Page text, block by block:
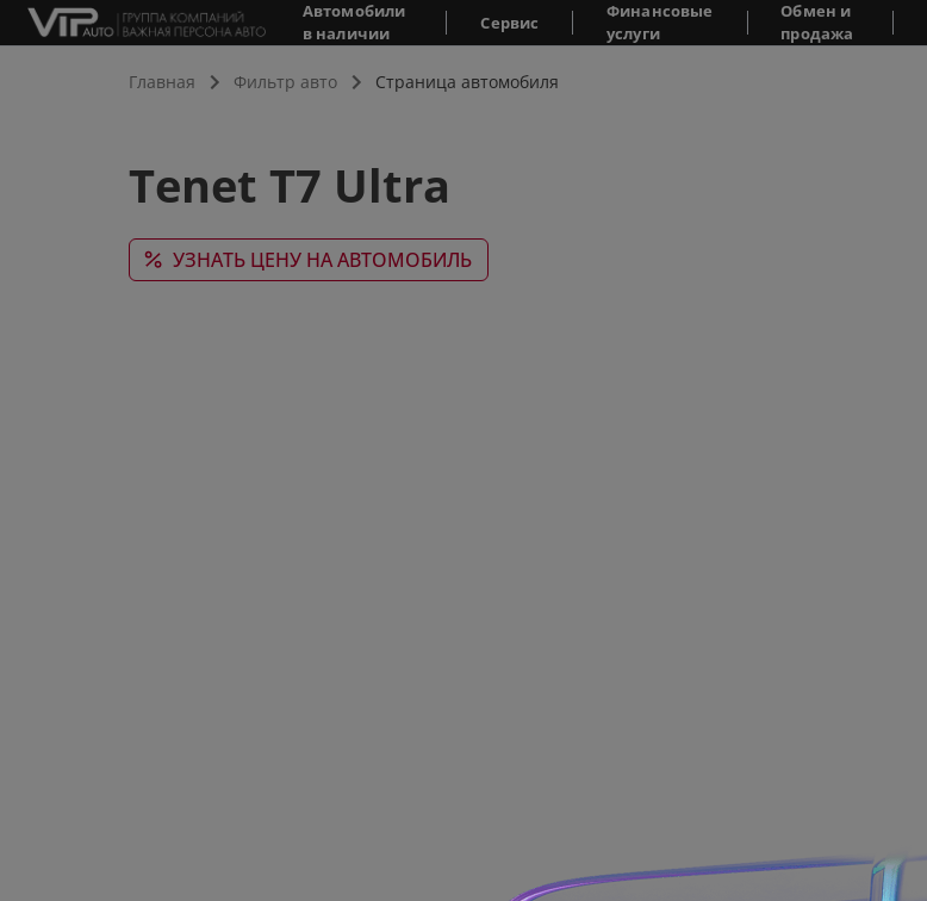
Автомобили
в наличии
Сервис
Финансовые
услуги
Обмен и
продажа
Главная Фильтр авто Страница автомобиля
Tenet T7 Ultra
УЗНАТЬ ЦЕНУ НА АВТОМОБИЛЬ